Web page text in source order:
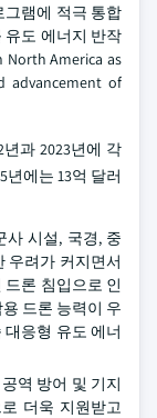
그램에 적극 통합
유도 에너지 반작
America as
advancement of
과 2023년에 각
년에는 13억 달러
사 시설, 국경, 중
우려가 커지면서
론 침입으로 인
드론 능력이 우
응형 유도 에너
역 방어 및 기지
더욱 지원받고